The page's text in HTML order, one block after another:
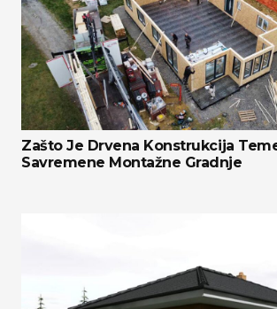
Zašto Je Drvena Konstrukcija
Savremene Montažne Gradnje